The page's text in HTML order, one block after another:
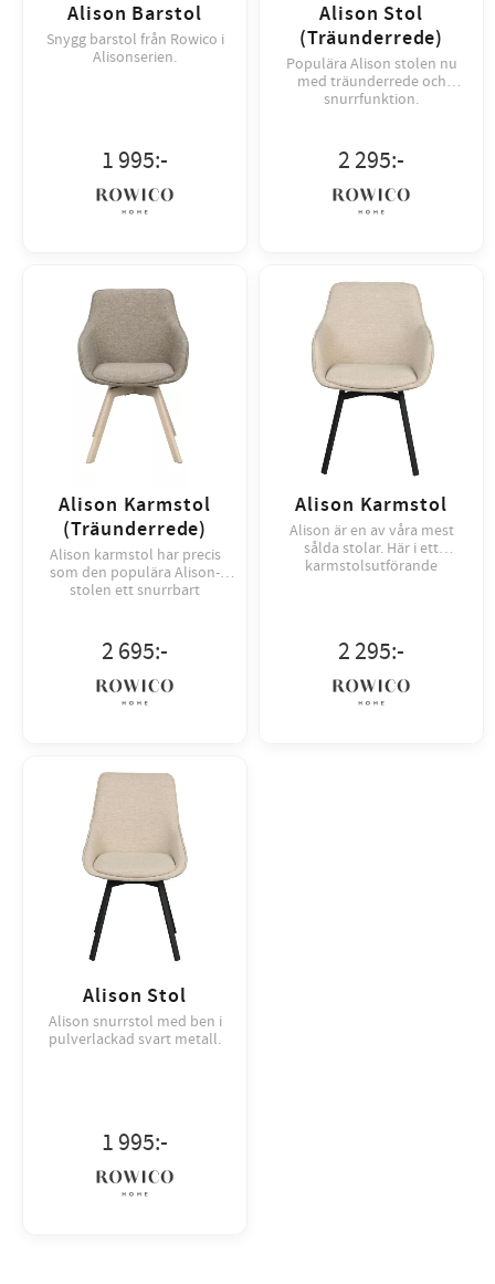
Alison Barstol
Snygg barstol från Rowico i
Alisonserien.
1 995:-
Alison Stol
(Träunderrede)
Populära Alison stolen nu
med träunderrede och
snurrfunktion.
2 295:-
Alison Karmstol
(Träunderrede)
Alison karmstol har precis
som den populära Alison-
stolen ett snurrbart
2 695:-
Alison Karmstol
Alison är en av våra mest
sålda stolar. Här i ett
karmstolsutförande
2 295:-
Alison Stol
Alison snurrstol med ben i
pulverlackad svart metall.
1 995:-